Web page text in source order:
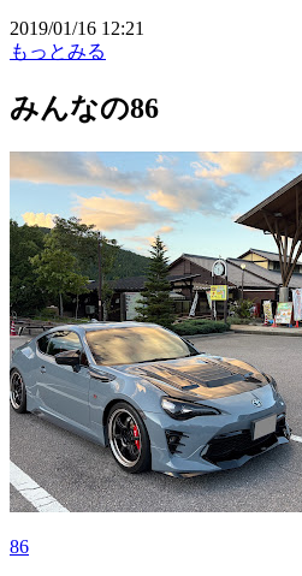
2019/01/16 12:21
もっとみる
みんなの86
86